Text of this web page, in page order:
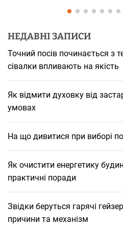
НЕДАВНІ ЗАПИСИ
Точний посів починається з
сівалки впливають на якість
Як відмити духовку від
умовах
На що дивитися при виборі
Як очистити енергетику
практичні поради
Звідки беруться гарячі
причини та механізм